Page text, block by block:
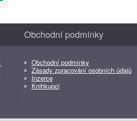
Obchodní podmínky
Obchodní podmínky
Zásady zpracování osobních údajů
Inzerce
Knihkupci